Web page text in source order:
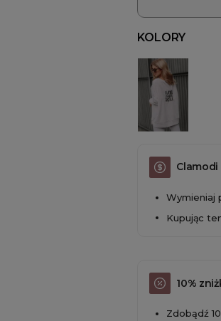
KOLORY
Clamodi
Wymieniaj
Kupując
10%
Zdobądź